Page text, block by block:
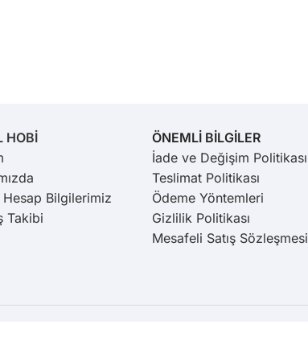
HOBİ
Hesap Bilgilerimiz
Takibi
ÖNEMLİ BİLGİLER
İade ve Değişim Politikası
Teslimat Politikası
Ödeme Yöntemleri
Gizlilik Politikası
Mesafeli Satış Sözleşmesi